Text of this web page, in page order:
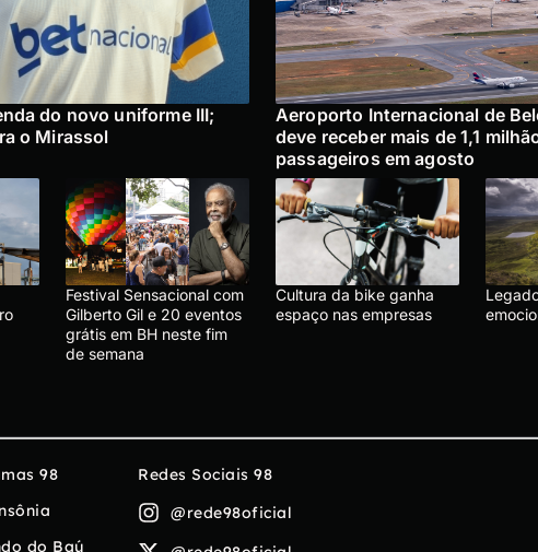
do novo uniforme III;
o Mirassol
Aeroporto Internacional de
deve receber mais de 1,1
passageiros em agosto
Festival Sensacional com
Gilberto Gil e 20 eventos
grátis em BH neste fim
de semana
Cultura da bike ganha
espaço nas empresas
98
do Baú
Redes Sociais 98
@rede98oficial